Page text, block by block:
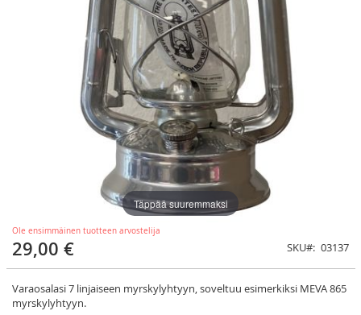
Ole ensimmäinen tuotteen arvostelija
29,00 € SKU 03137
Varaosalasi 7 linjaiseen myrskylyhtyyn, soveltuu esimerkiksi MEVA 865
myrskylyhtyyn.
Täppää suuremmaksi